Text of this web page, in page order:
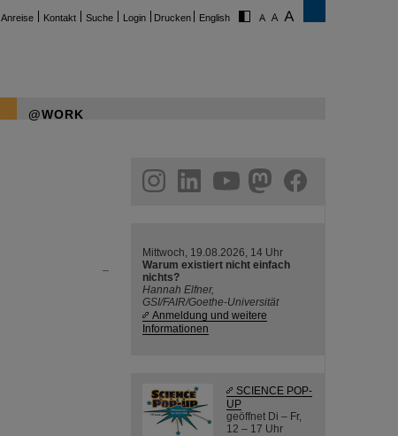
Anreise Kontakt Suche Login Drucken English
@WORK
helmholtz.social
facebook
Mittwoch, 19.08.2026, 14 Uhr
Warum existiert nicht einfach
nichts?
Hannah Elfner,
GSI/FAIR/Goethe-Universität
Anmeldung und weitere
Informationen
SCIENCE POP-
UP
geöffnet Di – Fr,
12 – 17 Uhr